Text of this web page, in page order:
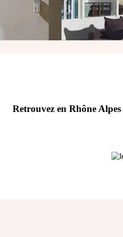
Retrouvez en Rhône Alpes